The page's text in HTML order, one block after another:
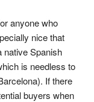
anyone who
nice that
native Spanish
is needless to
If there
buyers when